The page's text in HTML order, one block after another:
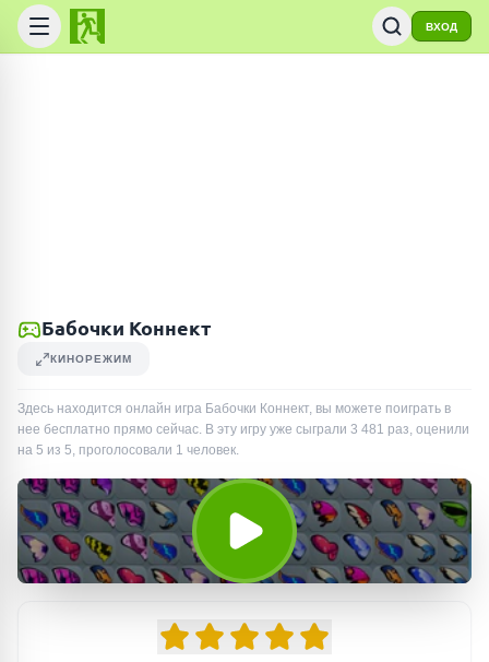
ВХОД
Бабочки Коннект
КИНОРЕЖИМ
Здесь находится онлайн игра Бабочки Коннект, вы можете поиграть в
нее бесплатно прямо сейчас. В эту игру уже сыграли 3 481 раз, оценили
на 5 из 5, проголосовали 1 человек.